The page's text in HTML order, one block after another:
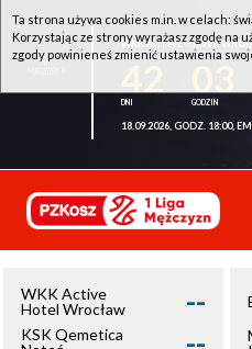
WKK ACTIVE HOTEL
18.09.2026, GODZ. 18:00,
WKK Active
Hotel Wrocław
--
KSK Qemetica
Ta strona używa cookies m.in. w celach:
Korzystając ze strony wyrażasz zgodę na
zgody powinieneś zmienić ustawienia